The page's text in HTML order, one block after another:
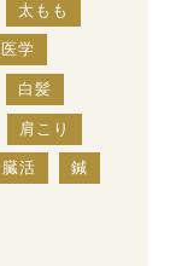
太もも
学
白髪
肩こり
臓活 鍼